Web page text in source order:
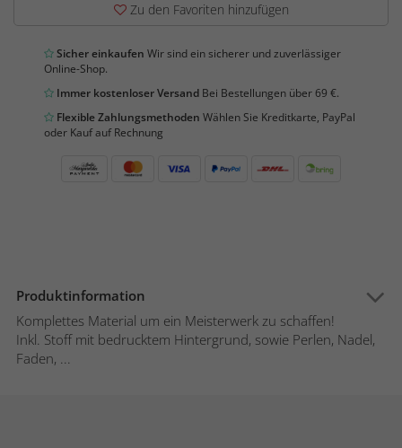
Zu den Favoriten hinzufügen
Sicher einkaufen Wir sind ein sicherer und zuverlässiger
Online-Shop.
Immer kostenloser Versand Bei Bestellungen über 69 €.
Flexible Zahlungsmethoden Wählen Sie Kreditkarte, PayPal
oder Kauf auf Rechnung
Produktinformation
Komplettes Material um ein Meisterwerk zu schaffen!
Inkl. Stoff mit bedrucktem Hintergrund, sowie Perlen, Nadel,
Faden, ...